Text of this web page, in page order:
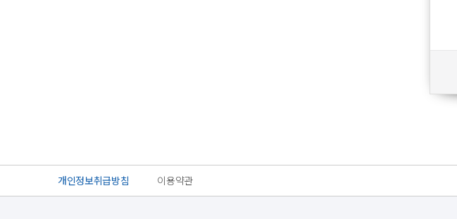
개인정보취급방침 이용약관